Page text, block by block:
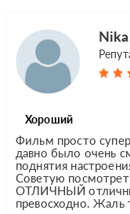
Хороший
Фильм просто
давно было очень
поднятия
Советую
ОТЛИЧНЫЙ
превосходно. Жаль